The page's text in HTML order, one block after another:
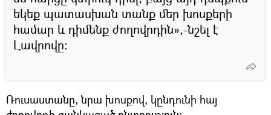
եկեք պատասխան տանք մեր խոսքերի
համար և դիմենք ժողովրդին»,-նշել է
Լավրովը։
Ռուսաստանը, նրա խոսքով, կընդունի հայ